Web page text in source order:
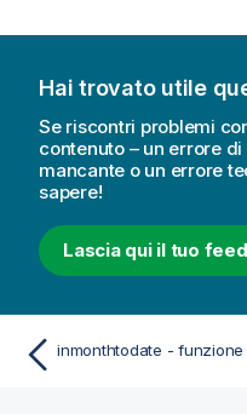
Hai trovato utile
Se riscontri problemi
contenuto – un errore
mancante o un errore
sapere!
Lascia qui il tuo